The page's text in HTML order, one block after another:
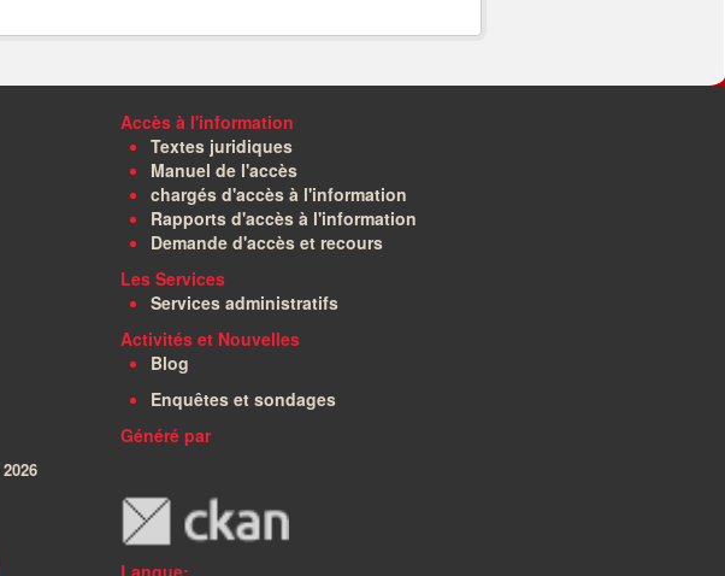
2026
Accès à l'information
Textes juridiques
Manuel de l'accès
chargés d'accès à l'information
Rapports d'accès à l'information
Demande d'accès et recours
Les Services
Services administratifs
Activités et Nouvelles
Blog
Enquêtes et sondages
Généré par